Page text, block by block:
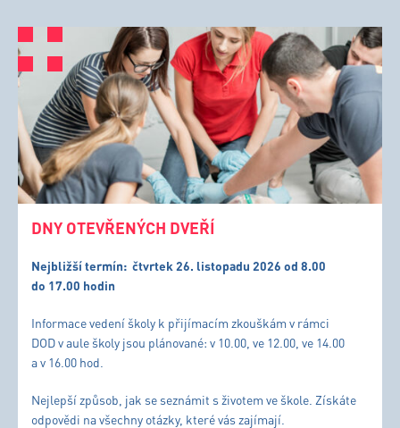
DNY OTEVŘENÝCH DVEŘÍ
Nejbližší termín: čtvrtek 26. listopadu 2026 od 8.00
do 17.00 hodin
Informace vedení školy k přijímacím zkouškám v rámci
DOD v aule školy jsou plánované: v 10.00, ve 12.00, ve 14.00
a v 16.00 hod.
Nejlepší způsob, jak se seznámit s životem ve škole. Získáte
odpovědi na všechny otázky, které vás zajímají.